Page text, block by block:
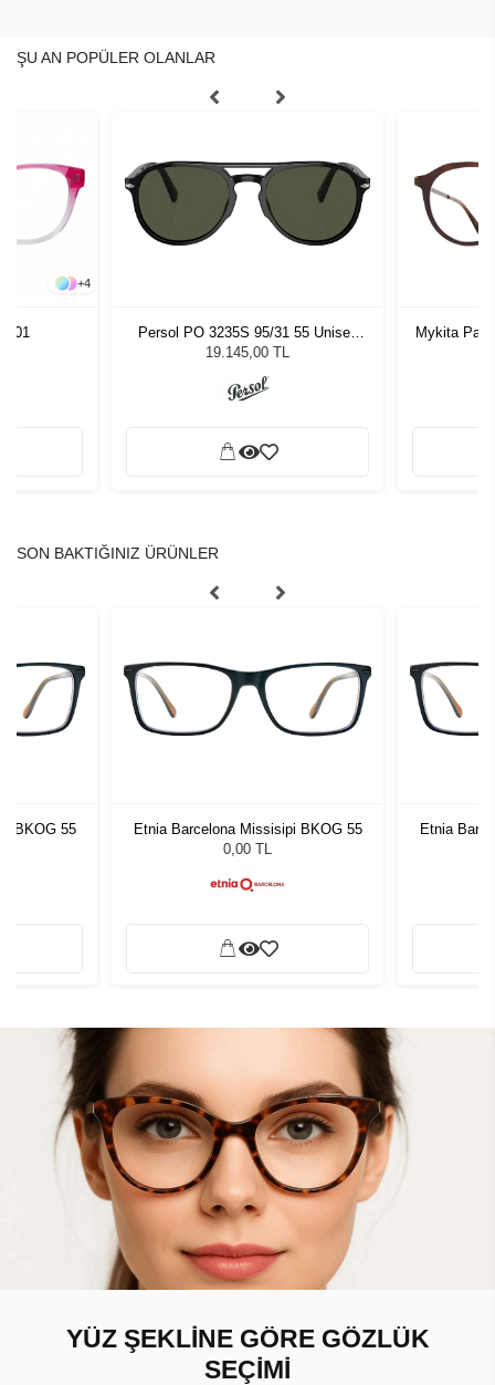
ŞU AN POPÜLER OLANLAR
+4
Persol PO 3235S 95/31 55 Unisex
Güneş Gözlüğü
19.145,00 TL
Mykita
SON BAKTIĞINIZ ÜRÜNLER
BKOG 55
Etnia Barcelona Missisipi BKOG 55
0,00 TL
Etnia
YÜZ ŞEKLİNE GÖRE GÖZLÜK
SEÇİMİ